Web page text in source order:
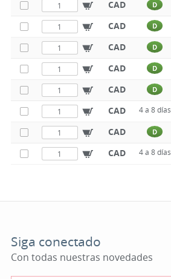
CAD D
CAD D
CAD D
CAD D
CAD D
CAD 4 a 8 días
CAD D
CAD 4 a 8 días
Siga conectado
Con todas nuestras novedades